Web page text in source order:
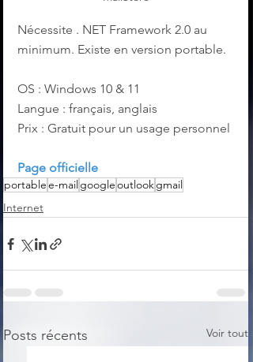
Nécessite . NET Framework 2.0 au
minimum. Existe en version portable.
OS : Windows 10 & 11
Langue : français, anglais
Prix : Gratuit pour un usage personnel
Page officielle
portablee-mail googleoutlookgmail
Internet
Posts récents Voir tout